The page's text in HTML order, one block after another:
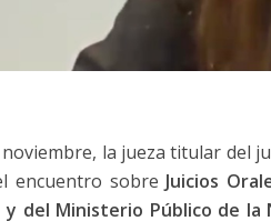
la jueza titular del
encuentro sobre Juicios
y del Ministerio Público de la